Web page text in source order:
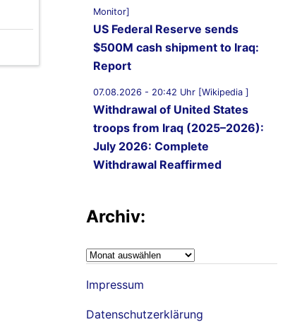
Monitor]
US Federal Reserve sends
$500M cash shipment to Iraq:
Report
07.08.2026 - 20:42 Uhr [Wikipedia ]
Withdrawal of United States
troops from Iraq (2025–2026):
July 2026: Complete
Withdrawal Reaffirmed
Archiv:
Archiv:
Impressum
Datenschutzerklärung